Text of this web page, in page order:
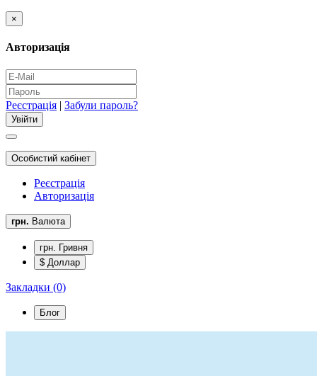
×
Авторизація
Реєстрація | Забули пароль?
Особистий кабінет
Реєстрація
Авторизація
грн. Валюта
грн. Гривня
$ Доллар
Закладки (0)
Блог